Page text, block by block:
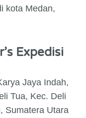
kota Medan,
Expedisi
Jaya Indah,
Tua, Kec. Deli
Sumatera Utara